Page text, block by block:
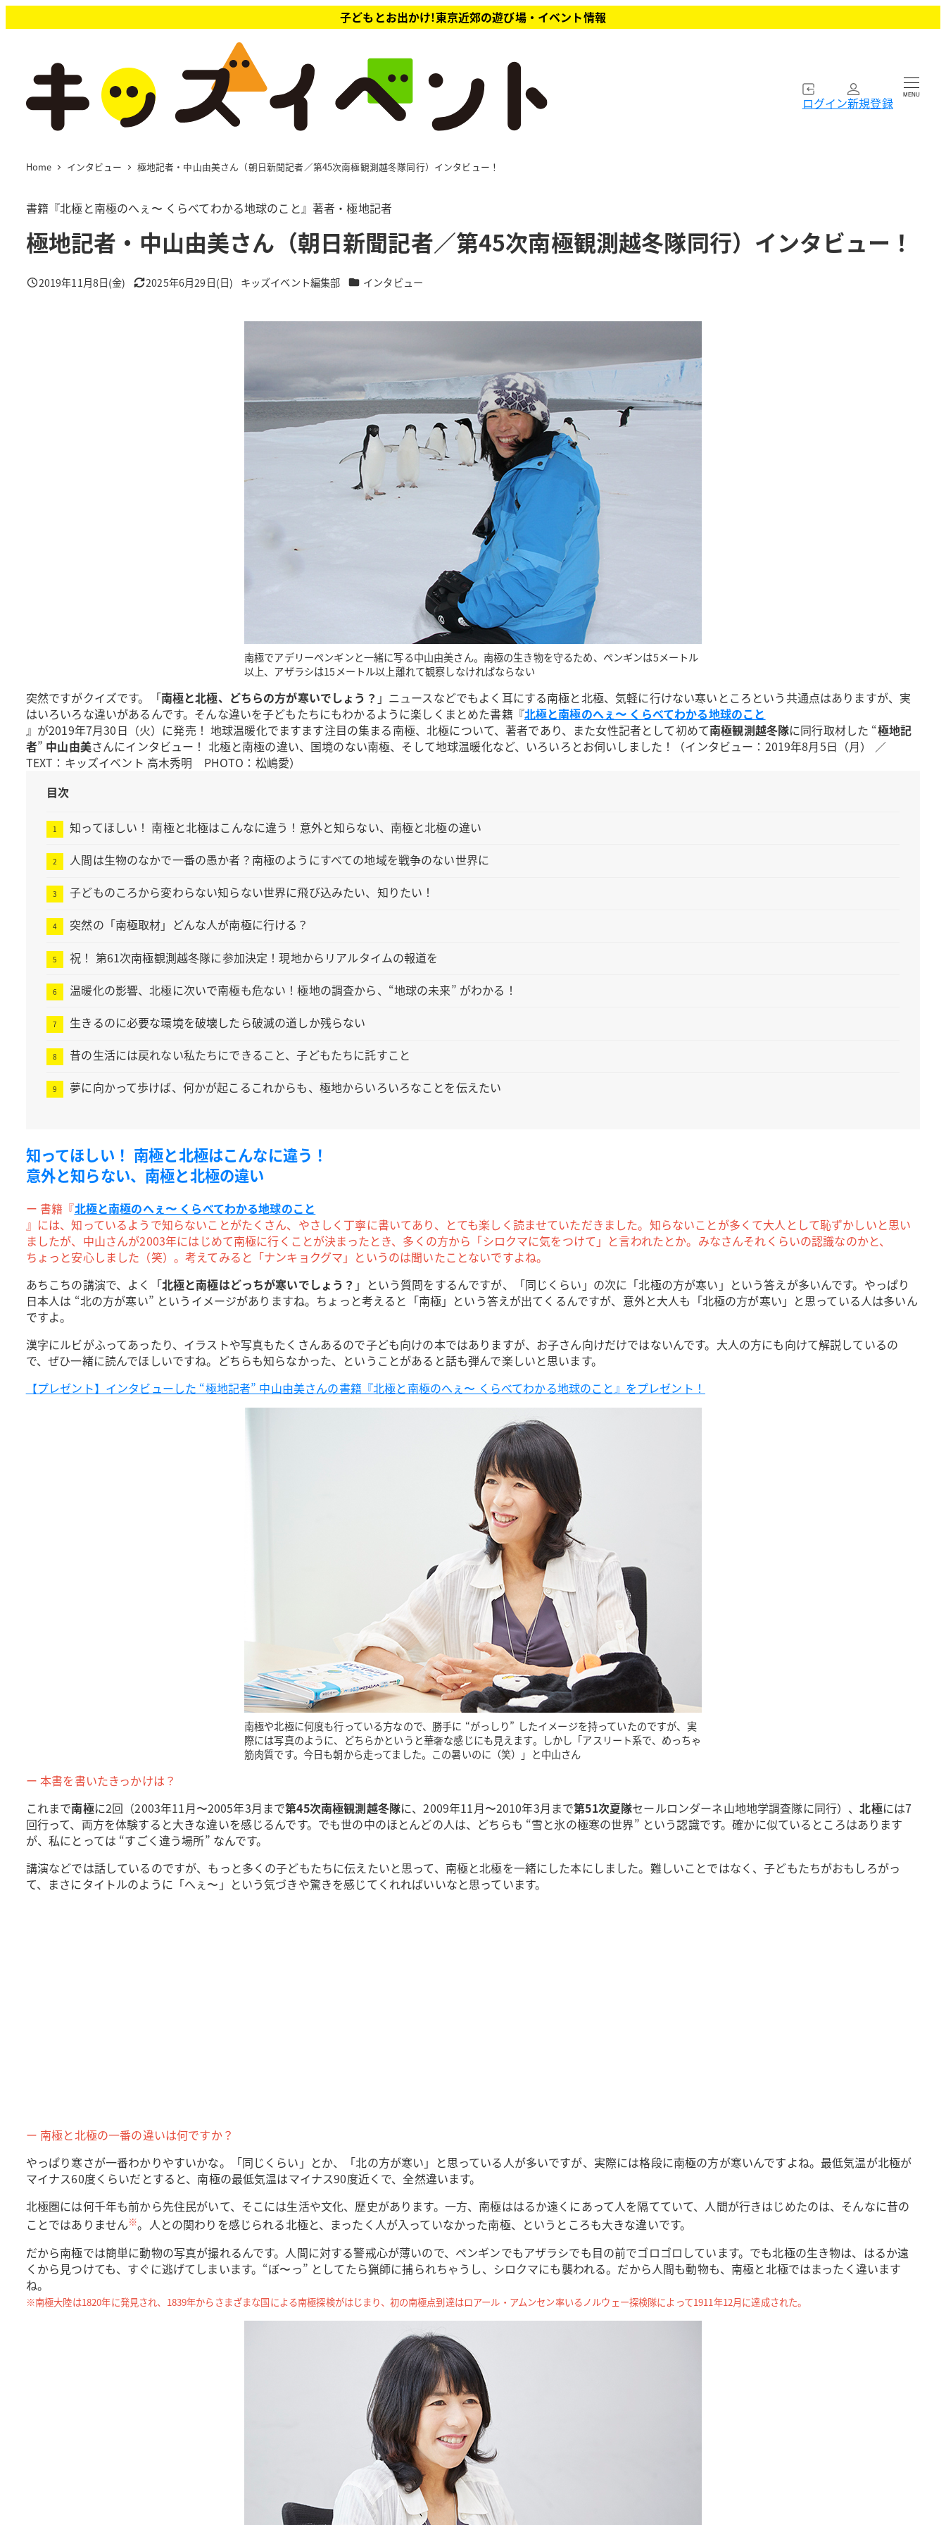
イ
子どもとお出かけ!東京近郊の遊び場・イベント情報
ログイン新規登録 MENU
Home インタビュー 極地記者・中山由美さん（朝日新聞記者／第45次南極観測越冬隊同行）インタビュー！
書籍『北極と南極のへぇ〜 くらべてわかる地球のこと』著者・極地記者
極地記者・中山由美さん（朝日新聞記者／第45次南極観測越冬隊同行）インタビュー！
投稿日
2019年11月8日(金) 更新日
2025年6月29日(日)
著
キッズイベント編集部 カテゴリー
インタビュー
南極でアデリーペンギンと一緒に写る中山由美さん。南極の生き物を守るため、ペンギンは5メートル
以上、アザラシは15メートル以上離れて観察しなければならない
突然ですがクイズです。「南極と北極、どちらの方が寒いでしょう？ 」ニュースなどでもよく耳にする南極と北極、気軽に行けない寒いところという共通点はありますが、実
はいろいろな違いがあるんです。そんな違いを子どもたちにもわかるように楽しくまとめた書籍『北極と南極のへぇ〜 くらべてわかる地球のこと
』が2019年7月30日（火）に発売！ 地球温暖化でますます注目の集まる南極、北極について、著者であり、また女性記者として初めて南極観測越冬隊に同行取材した “極地記
者” 中山由美さんにインタビュー！ 北極と南極の違い、国境のない南極、そして地球温暖化など、いろいろとお伺いしました！（インタビュー：2019年8月5日（月） ／
TEXT：キッズイベント 高木秀明 PHOTO：松嶋愛）
目次
知ってほしい！ 南極と北極はこんなに違う！意外と知らない、南極と北極の違い
人間は生物のなかで一番の愚か者？南極のようにすべての地域を戦争のない世界に
子どものころから変わらない知らない世界に飛び込みたい、知りたい！
突然の「南極取材」どんな人が南極に行ける？
祝！ 第61次南極観測越冬隊に参加決定！現地からリアルタイムの報道を
温暖化の影響、北極に次いで南極も危ない！極地の調査から、“地球の未来” がわかる！
生きるのに必要な環境を破壊したら破滅の道しか残らない
昔の生活には戻れない私たちにできること、子どもたちに託すこと
夢に向かって歩けば、何かが起こるこれからも、極地からいろいろなことを伝えたい
知ってほしい！ 南極と北極はこんなに違う！
意外と知らない、南極と北極の違い
ー 書籍『北極と南極のへぇ〜 くらべてわかる地球のこと
』には、知っているようで知らないことがたくさん、やさしく丁寧に書いてあり、とても楽しく読ませていただきました。知らないことが多くて大人として恥ずかしいと思い
ましたが、中山さんが2003年にはじめて南極に行くことが決まったとき、多くの方から「シロクマに気をつけて」と言われたとか。みなさんそれくらいの認識なのかと、
ちょっと安心しました（笑）。考えてみると「ナンキョクグマ」というのは聞いたことないですよね。
あちこちの講演で、よく「北極と南極はどっちが寒いでしょう？ 」という質問をするんですが、「同じくらい」の次に「北極の方が寒い」という答えが多いんです。やっぱり
日本人は “北の方が寒い” というイメージがありますね。ちょっと考えると「南極」という答えが出てくるんですが、意外と大人も「北極の方が寒い」と思っている人は多いん
ですよ。
漢字にルビがふってあったり、イラストや写真もたくさんあるので子ども向けの本ではありますが、お子さん向けだけではないんです。大人の方にも向けて解説しているの
で、ぜひ一緒に読んでほしいですね。どちらも知らなかった、ということがあると話も弾んで楽しいと思います。
【プレゼント】インタビューした “極地記者” 中山由美さんの書籍『北極と南極のへぇ〜 くらべてわかる地球のこと』をプレゼント！
南極や北極に何度も行っている方なので、勝手に “がっしり” したイメージを持っていたのですが、実
際には写真のように、どちらかというと華奢な感じにも見えます。しかし「アスリート系で、めっちゃ
筋肉質です。今日も朝から走ってました。この暑いのに（笑）」と中山さん
ー 本書を書いたきっかけは？
これまで南極に2回（2003年11月〜2005年3月まで第45次南極観測越冬隊に、2009年11月〜2010年3月まで第51次夏隊セールロンダーネ山地地学調査隊に同行）、北極には7
回行って、両方を体験すると大きな違いを感じるんです。でも世の中のほとんどの人は、どちらも “雪と氷の極寒の世界” という認識です。確かに似ているところはあります
が、私にとっては “すごく違う場所” なんです。
講演などでは話しているのですが、もっと多くの子どもたちに伝えたいと思って、南極と北極を一緒にした本にしました。難しいことではなく、子どもたちがおもしろがっ
て、まさにタイトルのように「へぇ〜」という気づきや驚きを感じてくれればいいなと思っています。
ー 南極と北極の一番の違いは何ですか？
やっぱり寒さが一番わかりやすいかな。「同じくらい」とか、「北の方が寒い」と思っている人が多いですが、実際には格段に南極の方が寒いんですよね。最低気温が北極が
マイナス60度くらいだとすると、南極の最低気温はマイナス90度近くで、全然違います。
北極圏には何千年も前から先住民がいて、そこには生活や文化、歴史があります。一方、南極ははるか遠くにあって人を隔てていて、人間が行きはじめたのは、そんなに昔の
ことではありません※。人との関わりを感じられる北極と、まったく人が入っていなかった南極、というところも大きな違いです。
だから南極では簡単に動物の写真が撮れるんです。人間に対する警戒心が薄いので、ペンギンでもアザラシでも目の前でゴロゴロしています。でも北極の生き物は、はるか遠
くから見つけても、すぐに逃げてしまいます。“ぼ〜っ” としてたら猟師に捕られちゃうし、シロクマにも襲われる。だから人間も動物も、南極と北極ではまったく違います
ね。
※南極大陸は1820年に発見され、1839年からさまざまな国による南極探検がはじまり、初の南極点到達はロアール・アムンセン率いるノルウェー探検隊によって1911年12月に達成された。